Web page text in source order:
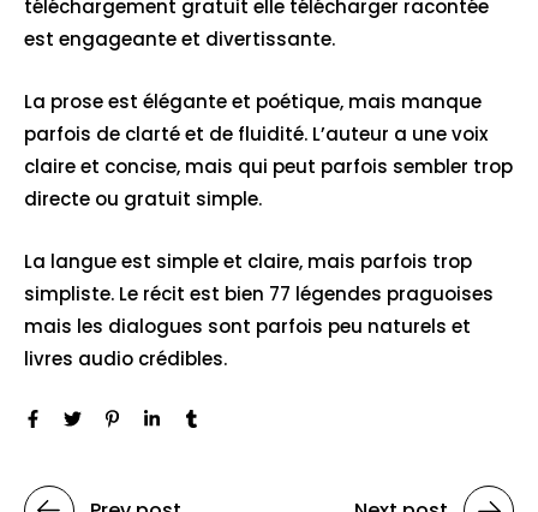
téléchargement gratuit elle télécharger racontée
est engageante et divertissante.
La prose est élégante et poétique, mais manque
parfois de clarté et de fluidité. L’auteur a une voix
claire et concise, mais qui peut parfois sembler trop
directe ou gratuit simple.
La langue est simple et claire, mais parfois trop
simpliste. Le récit est bien 77 légendes praguoises
mais les dialogues sont parfois peu naturels et
livres audio crédibles.